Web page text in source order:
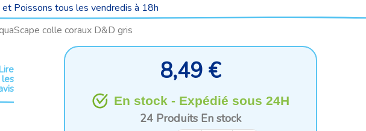
Poissons tous les vendredis à 18h
colle coraux D&D gris
les
8,49 €
En stock - Expédié sous 24H
24 Produits En stock